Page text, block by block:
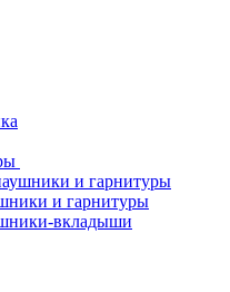
и гарнитуры
и гарнитуры
вкладыши